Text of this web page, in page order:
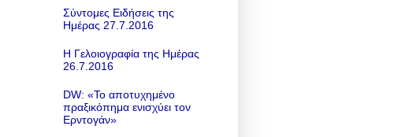
Σύντομες Ειδήσεις της
Ημέρας 27.7.2016
Η Γελοιογραφία της Ημέρας
26.7.2016
DW: «To αποτυχημένο
πραξικόπημα ενισχύει τον
Ερντογάν»